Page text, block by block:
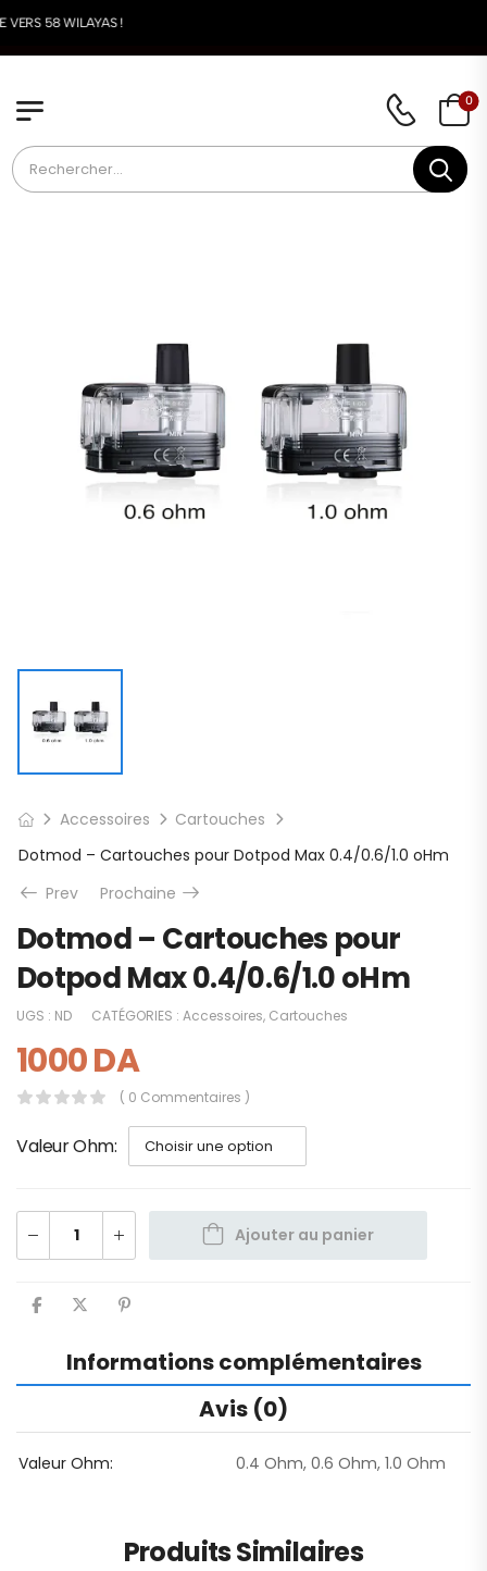
0
Accessoires
Cartouches
Dotmod – Cartouches pour Dotpod Max 0.4/0.6/1.0 oHm
Prev
Prochaine
Dotmod – Cartouches pour
Dotpod Max 0.4/0.6/1.0 oHm
UGS : ND CATÉGORIES : Accessoires, Cartouches
1000DA
( 0 Commentaires )
Valeur Ohm
Ajouter au panier
Informations complémentaires
Avis (0)
Valeur Ohm 0.4 Ohm, 0.6 Ohm, 1.0 Ohm
Produits Similaires